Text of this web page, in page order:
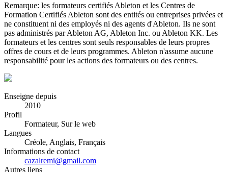
Remarque: les formateurs certifiés Ableton et les Centres de
Formation Certifiés Ableton sont des entités ou entreprises privées et
ne constituent ni des employés ni des agents d'Ableton. Ils ne sont
pas administrés par Ableton AG, Ableton Inc. ou Ableton KK. Les
formateurs et les centres sont seuls responsables de leurs propres
offres de cours et de leurs programmes. Ableton n'assume aucune
responsabilité pour les actions des formateurs ou des centres.
Enseigne depuis
2010
Profil
Formateur, Sur le web
Langues
Créole, Anglais, Français
Informations de contact
cazalremi@gmail.com
Autres liens